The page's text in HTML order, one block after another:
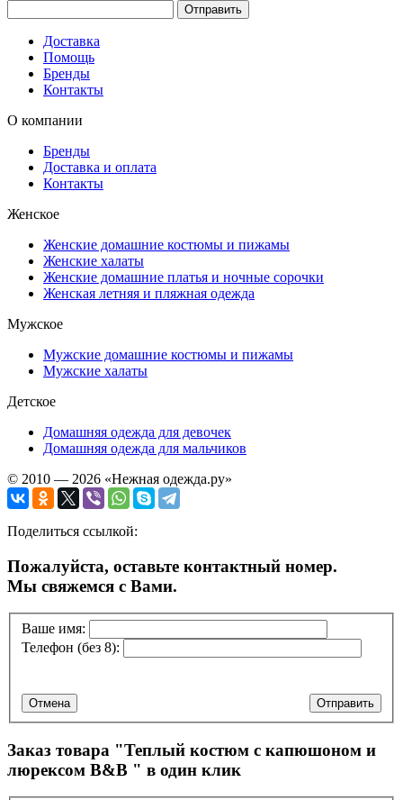
Доставка
Помощь
Бренды
Контакты
О компании
Бренды
Доставка и оплата
Контакты
Женское
Женские домашние костюмы и пижамы
Женские халаты
Женские домашние платья и ночные сорочки
Женская летняя и пляжная одежда
Мужское
Мужские домашние костюмы и пижамы
Мужские халаты
Детское
Домашняя одежда для девочек
Домашняя одежда для мальчиков
© 2010 — 2026 «Нежная одежда.ру»
Поделиться ссылкой:
Пожалуйста, оставьте контактный номер.
Мы свяжемся с Вами.
Ваше имя:
Телефон (без 8):
Отправить
Отмена
Заказ товара "Теплый костюм с капюшоном и
люрексом B&B " в один клик